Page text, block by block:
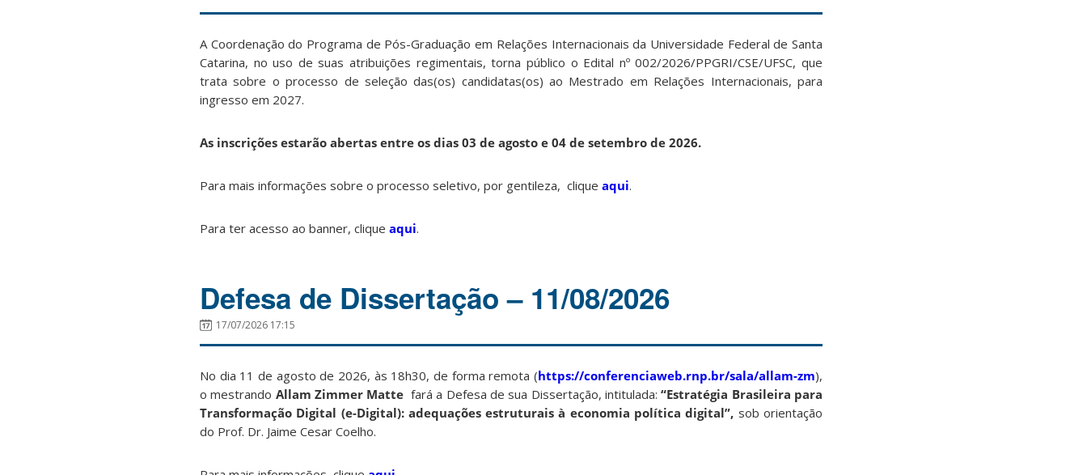
A Coordenação do Programa de Pós-Graduação em Relações Internacionais da Universidade Federal de Santa
Catarina, no uso de suas atribuições regimentais, torna público o Edital nº 002/2026/PPGRI/CSE/UFSC, que
trata sobre o processo de seleção das(os) candidatas(os) ao Mestrado em Relações Internacionais, para
ingresso em 2027.
As inscrições estarão abertas entre os dias 03 de agosto e 04 de setembro de 2026.
Para mais informações sobre o processo seletivo, por gentileza, clique aqui.
Para ter acesso ao banner, clique aqui.
Defesa de Dissertação – 11/08/2026
17/07/2026 17:15
No dia 11 de agosto de 2026, às 18h30, de forma remota (https://conferenciaweb.rnp.br/sala/allam-zm),
o mestrando Allam Zimmer Matte fará a Defesa de sua Dissertação, intitulada:“Estratégia Brasileira para
Transformação Digital (e-Digital): adequações estruturais à economia política digital”, sob orientação
do Prof. Dr. Jaime Cesar Coelho.